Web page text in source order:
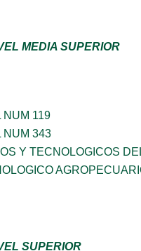
MEDIA SUPERIOR
NUM 119
NUM 343
Y TECNOLOGICOS
SUPERIOR